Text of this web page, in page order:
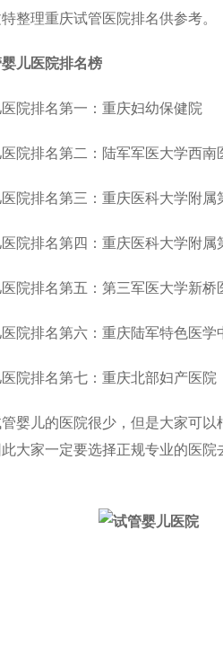
整理重庆试管医院排名供参考。
儿医院排名榜
院排名第一：重庆妇幼保健院
院排名第二：陆军军医大学西南
院排名第三：重庆医科大学附属
院排名第四：重庆医科大学附属
院排名第五：第三军医大学新桥
院排名第六：重庆陆军特色医学
院排名第七：重庆北部妇产医院
婴儿的医院很少，但是大家可
大家一定要选择正规专业的医